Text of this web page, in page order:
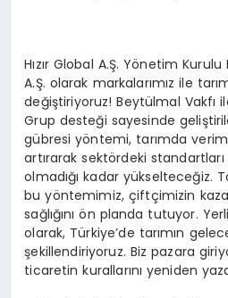
Hızır Global A.Ş. Yönetim Kurulu
A.Ş. olarak markalarımız ile
değiştiriyoruz! Beytülmal Vakfı
Grup desteği sayesinde
gübresi yöntemi, tarımda
artırarak sektördeki
olmadığı kadar yükselteceğiz.
bu yöntemimiz, çiftçimizin
sağlığını ön planda tutuyor.
olarak, Türkiye’de tarımın
şekillendiriyoruz. Biz pazara
ticaretin kurallarını yeniden